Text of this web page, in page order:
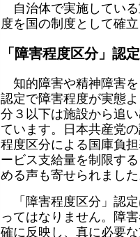
自治体で実施してい
度を国の制度として確
「障害程度区分」認
知的障害や精神障害
認定で障害程度が実態
分３以下は施設から追
ています。日本共産党
程度区分による国庫負
ービス支給量を制限す
める声も寄せられまし
「障害程度区分」認
ってはなりません。障
確に反映し、真に必要